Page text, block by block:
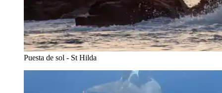
Puesta de sol - St Hilda